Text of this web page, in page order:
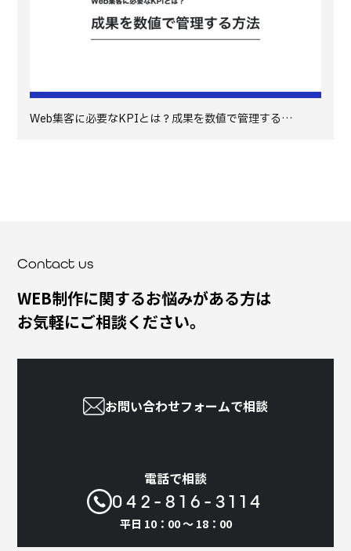
Web集客に必要なKPIとは？成果を数値で管理する…
Contact us
WEB制作に関するお悩みがある方は
お気軽にご相談ください。
お問い合わせフォームで相談
電話で相談
042-816-3114
平日 10：00 〜 18：00